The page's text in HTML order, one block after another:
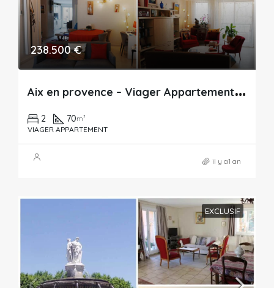
238.500 €
A
ix en provence – Viager Appartement – 70m²
2 70m²
VIAGER APPARTEMENT
il y a1 an
EXCLUSIF